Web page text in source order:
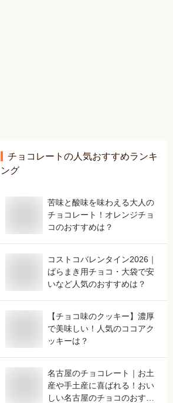
チョコレート の人気おすすめランキ
ング
苦味と酸味を味わえる大人の
チョコレート！オレンジチョ
コのおすすめは？
コストコバレンタイン2026｜
ばらまき用チョコ・大袋で安
いなど人気のおすすめは？
【チョコ味のクッキー】濃厚
で美味しい！人気のココアク
ッキーは？
名古屋のチョコレート｜お土
産や手土産に喜ばれる！おい
しい名古屋のチョコのおすす